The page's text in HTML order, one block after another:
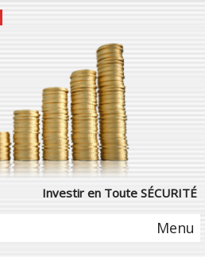
Investir en Toute SÉCURITÉ
Menu